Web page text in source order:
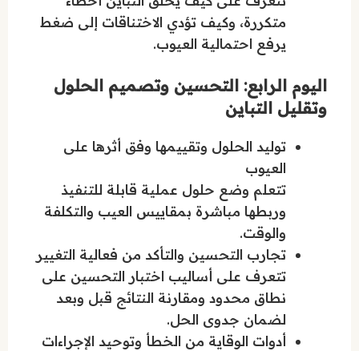
متكررة، وكيف تؤدي الاختناقات إلى ضغط
يرفع احتمالية العيوب.
اليوم الرابع: التحسين وتصميم الحلول
وتقليل التباين
توليد الحلول وتقييمها وفق أثرها على
العيوب
تتعلم وضع حلول عملية قابلة للتنفيذ
وربطها مباشرة بمقاييس العيب والتكلفة
والوقت.
تجارب التحسين والتأكد من فعالية التغيير
تتعرف على أساليب اختبار التحسين على
نطاق محدود ومقارنة النتائج قبل وبعد
لضمان جدوى الحل.
أدوات الوقاية من الخطأ وتوحيد الإجراءات